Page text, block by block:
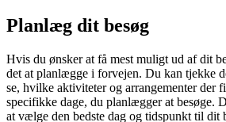
Planlæg dit besøg
Hvis du ønsker at få mest muligt ud af dit
det at planlægge i forvejen. Du kan tjekke
se, hvilke aktiviteter og arrangementer der
specifikke dage, du planlægger at besøge.
at vælge den bedste dag og tidspunkt til dit